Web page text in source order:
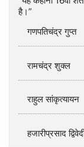
है।”
गणपतिचंद्र गुप्त
रामचंद्र शुक्ल
राहुल सांकृत्यायन
हजारीप्रसाद